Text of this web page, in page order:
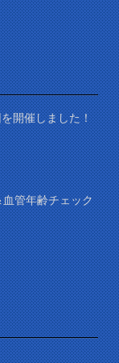
開催しました！
管年齢チェック